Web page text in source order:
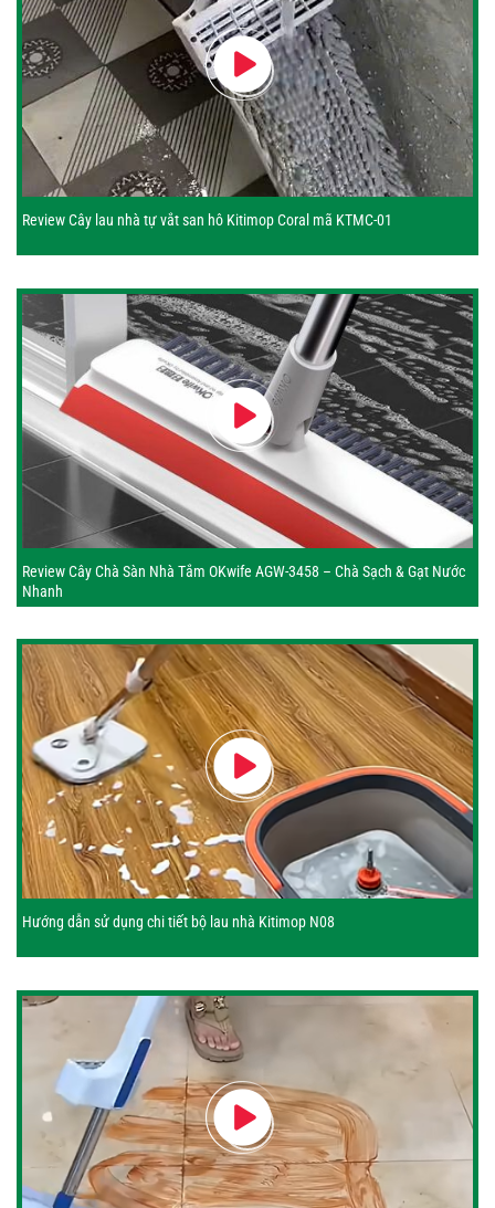
Review Cây lau nhà tự vắt san hô Kitimop Coral mã KTMC-01
Review Cây Chà Sàn Nhà Tắm OKwife AGW-3458 – Chà Sạch & Gạt Nước
Nhanh
Hướng dẫn sử dụng chi tiết bộ lau nhà Kitimop N08